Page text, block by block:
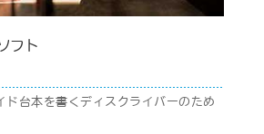
フト
ド台本を書くディスクライバーのため